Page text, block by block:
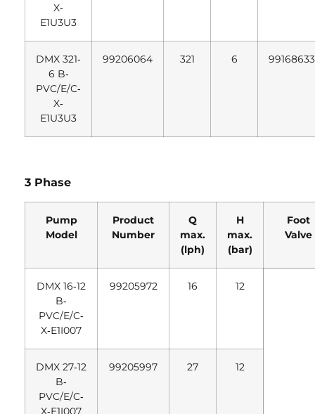
X‐
E1U3U3
DMX 321‐
6 B‐
PVC/E/C‐
X‐
E1U3U3
99206064 321 6 99168633
3 Phase
Pump
Model
Product
Number
Q
max.
(lph)
H
max.
(bar)
Foot
Valve
DMX 16‐12
B‐
PVC/E/C‐
X‐E1I007
99205972 16 12
DMX 27‐12
B‐
PVC/E/C‐
X‐E1I007
99205997 27 12